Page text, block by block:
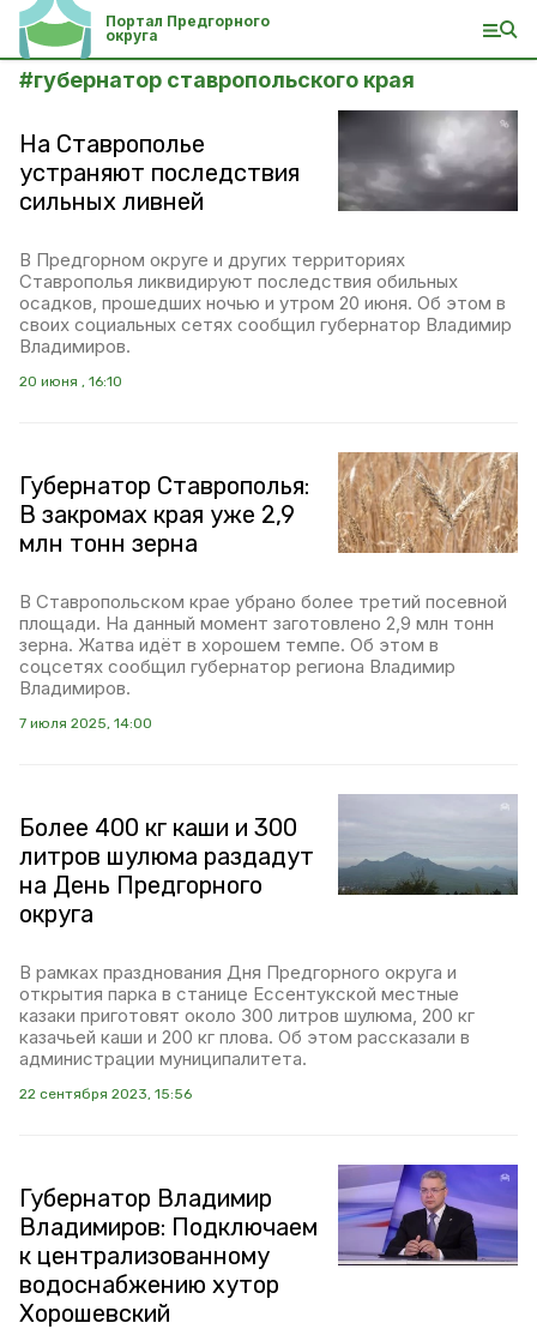
Портал Предгорного
округа
#губернатор ставропольского края
На Ставрополье
устраняют последствия
сильных ливней
В Предгорном округе и других территориях
Ставрополья ликвидируют последствия обильных
осадков, прошедших ночью и утром 20 июня. Об этом в
своих социальных сетях сообщил губернатор Владимир
Владимиров.
20 июня , 16:10
Губернатор Ставрополья:
В закромах края уже 2,9
млн тонн зерна
В Ставропольском крае убрано более третий посевной
площади. На данный момент заготовлено 2,9 млн тонн
зерна. Жатва идёт в хорошем темпе. Об этом в
соцсетях сообщил губернатор региона Владимир
Владимиров.
7 июля 2025, 14:00
Более 400 кг каши и 300
литров шулюма раздадут
на День Предгорного
округа
В рамках празднования Дня Предгорного округа и
открытия парка в станице Ессентукской местные
казаки приготовят около 300 литров шулюма, 200 кг
казачьей каши и 200 кг плова. Об этом рассказали в
администрации муниципалитета.
22 сентября 2023, 15:56
Губернатор Владимир
Владимиров: Подключаем
к централизованному
водоснабжению хутор
Хорошевский